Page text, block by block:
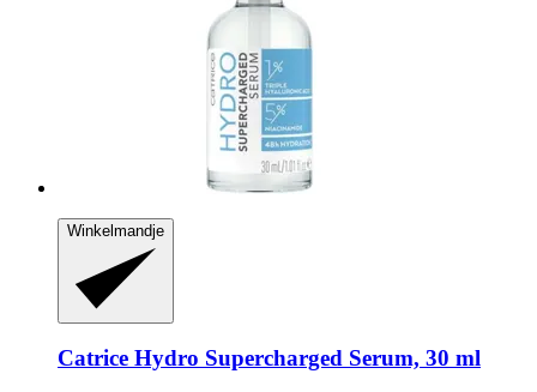
Winkelmandje
Catrice Hydro Supercharged Serum, 30 ml